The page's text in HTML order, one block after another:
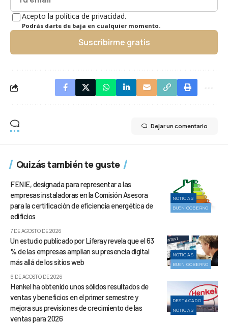
Acepto la política de privacidad.
Podrás darte de baja en cualquier momento.
Suscribirme gratis
Dejar un comentario
Quizás también te guste
NOTICIAS
BUEN GOBIERNO
FENIE, designada para representar a las
empresas instaladoras en la Comisión Asesora
para la certificación de eficiencia energética de
edificios
7 DE AGOSTO DE 2026
NOTICIAS
BUEN GOBIERNO
Un estudio publicado por Liferay revela que el 63
% de las empresas amplían su presencia digital
más allá de los sitios web
6 DE AGOSTO DE 2026
DESTACADO
NOTICIAS
Henkel ha obtenido unos sólidos resultados de
ventas y beneficios en el primer semestre y
mejora sus previsiones de crecimiento de las
ventas para 2026